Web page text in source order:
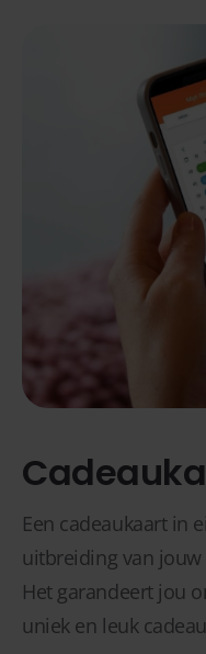
Een cadeaukaart in
uitbreiding van jouw
Het garandeert jou
uniek en leuk